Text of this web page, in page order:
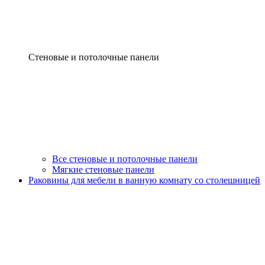
Стеновые и потолочные панели
Все стеновые и потолочные панели
Мягкие стеновые панели
Раковины для мебели в ванную комнату со столешницей